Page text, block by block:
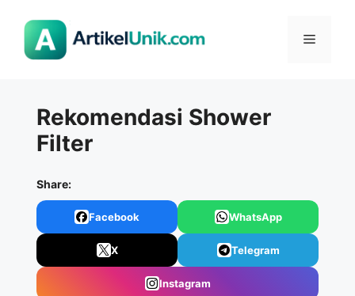
Menu
Rekomendasi Shower
Filter
Share:
Facebook WhatsApp
X Telegram
Instagram